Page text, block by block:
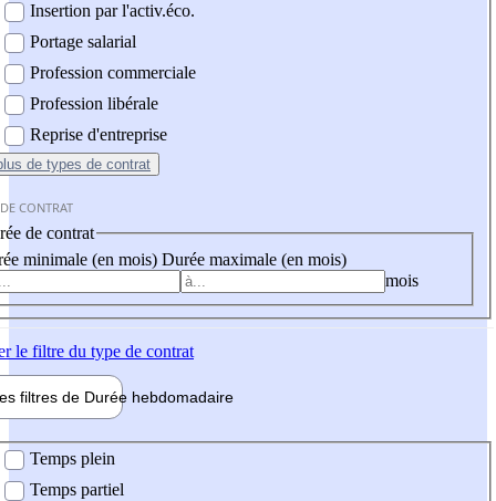
Insertion par l'activ.éco.
Portage salarial
Profession commerciale
Profession libérale
Reprise d'entreprise
de types de contrat
CONTRAT
de contrat
minimale (en mois) Durée maximale (en mois)
mois
le filtre du type de contrat
filtres de Durée hebdomadaire
Temps plein
Temps partiel